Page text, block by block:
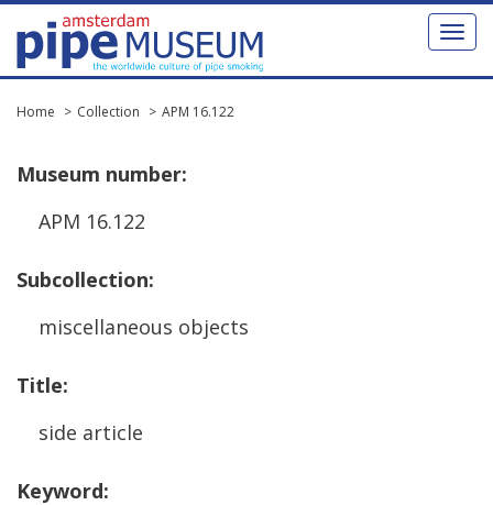
Toggle
Home Collection APM 16.122
Museum number:
APM 16.122
Subcollection:
miscellaneous objects
Title:
side article
Keyword: